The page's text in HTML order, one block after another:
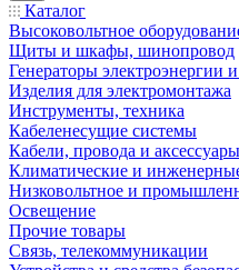
Каталог
Высоковольтное
Щиты и шкафы, шинопровод
Генераторы электроэнергии
Изделия для электромонтажа
Инструменты, техника
Кабеленесущие системы
Кабели, провода и аксессуары
Климатические и
Низковольтное и
Освещение
Прочие товары
Связь, телекоммуникации